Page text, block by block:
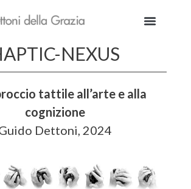
NEXUS
tattile all’arte e alla
cognizione
Dettoni, 2024